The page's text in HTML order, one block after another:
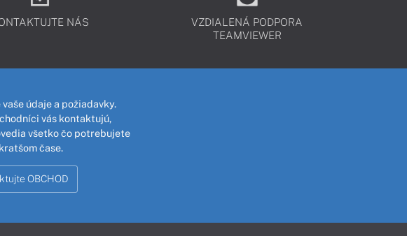
NÁS
VZDIALENÁ PODPORA
TEAMVIEWER
údaje a požiadavky.
vás kontaktujú,
všetko čo potrebujete
čase.
OBCHOD